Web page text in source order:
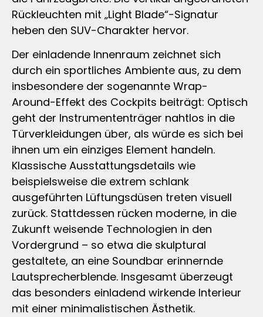
Rückleuchten mit „Light Blade“-Signatur
heben den SUV-Charakter hervor.
Der einladende Innenraum zeichnet sich
durch ein sportliches Ambiente aus, zu dem
insbesondere der sogenannte Wrap-
Around-Effekt des Cockpits beiträgt: Optisch
geht der Instrumententräger nahtlos in die
Türverkleidungen über, als würde es sich bei
ihnen um ein einziges Element handeln.
Klassische Ausstattungsdetails wie
beispielsweise die extrem schlank
ausgeführten Lüftungsdüsen treten visuell
zurück. Stattdessen rücken moderne, in die
Zukunft weisende Technologien in den
Vordergrund – so etwa die skulptural
gestaltete, an eine Soundbar erinnernde
Lautsprecherblende. Insgesamt überzeugt
das besonders einladend wirkende Interieur
mit einer minimalistischen Ästhetik.